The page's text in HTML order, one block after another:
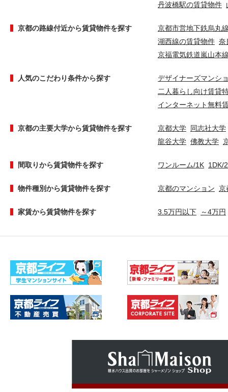
丹波橋駅の賃貸物件
京都の路線付近から賃貸物件を探す
京都市営地下鉄烏丸
湖西線の賃貸物件 奈
京福電気鉄道嵐山本
人気のこだわり条件から探す
デザイナーズマンシ
二人暮らし向け賃貸
インターネット無料
京都の主要大学から賃貸物件を探す 京都大学 同志社大学
龍谷大学 佛教大学
間取りから賃貸物件を探す ワンルーム/1K 1DK/
物件種別から賃貸物件を探す 京都のマンション 京
家賃から賃貸物件を探す 3.5万円以下 ～4万円